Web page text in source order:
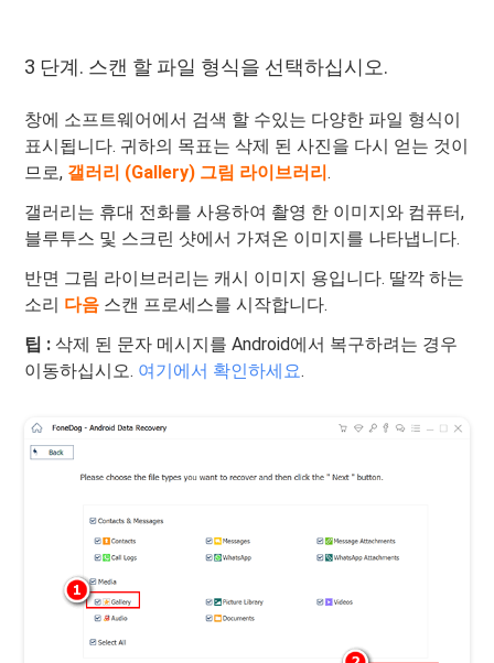
3 단계. 스캔 할 파일 형식을 선택하십시오.
창에 소프트웨어에서 검색 할 수있는 다양한 파일 형식이
표시됩니다. 귀하의 목표는 삭제 된 사진을 다시 얻는 것이
므로, 갤러리 (Gallery) 그림 라이브러리.
갤러리는 휴대 전화를 사용하여 촬영 한 이미지와 컴퓨터,
블루투스 및 스크린 샷에서 가져온 이미지를 나타냅니다.
반면 그림 라이브러리는 캐시 이미지 용입니다. 딸깍 하는
소리 다음 스캔 프로세스를 시작합니다.
팁 : 삭제 된 문자 메시지를 Android에서 복구하려는 경우
이동하십시오. 여기에서 확인하세요.